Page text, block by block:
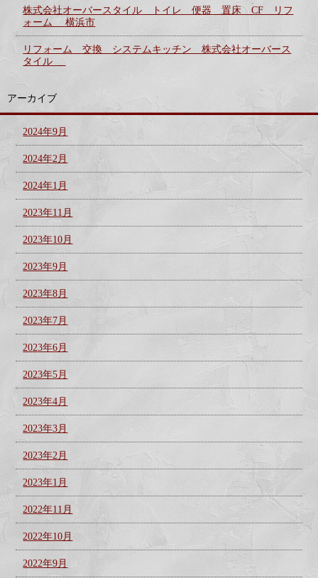
株式会社オーバースタイル トイレ 便器 置床 CF リフ
ォーム 横浜市
リフォーム 交換 システムキッチン 株式会社オーバース
タイル
アーカイブ
2024年9月
2024年2月
2024年1月
2023年11月
2023年10月
2023年9月
2023年8月
2023年7月
2023年6月
2023年5月
2023年4月
2023年3月
2023年2月
2023年1月
2022年11月
2022年10月
2022年9月